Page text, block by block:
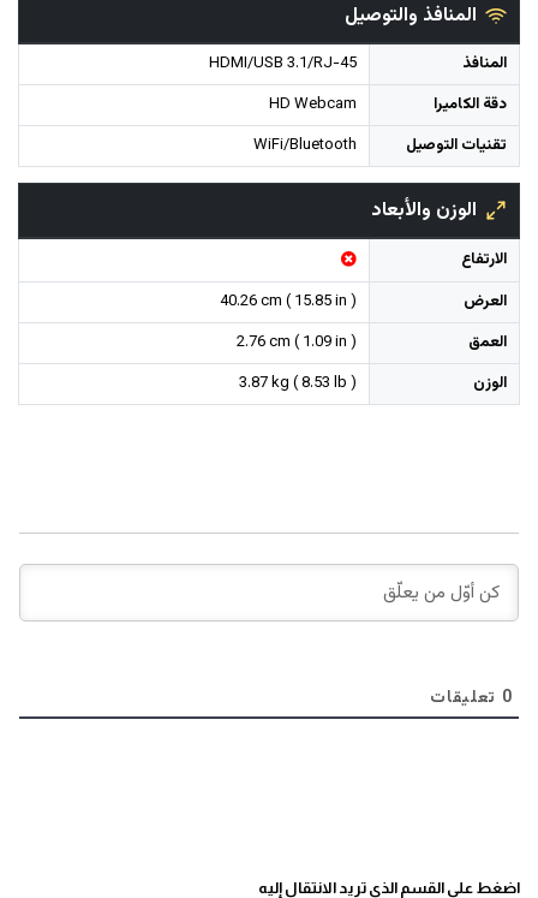
المنافذ والتوصيل
المنافذ
HDMI/USB 3.1/RJ-45
دقة الكاميرا
HD Webcam
تقنيات التوصيل
WiFi/Bluetooth
الوزن والأبعاد
الارتفاع
العرض
40.26 cm ( 15.85 in )
العمق
2.76 cm ( 1.09 in )
الوزن
3.87 kg ( 8.53 lb )
0 تعليقات
اضغط على القسم الذي تريد الانتقال إليه